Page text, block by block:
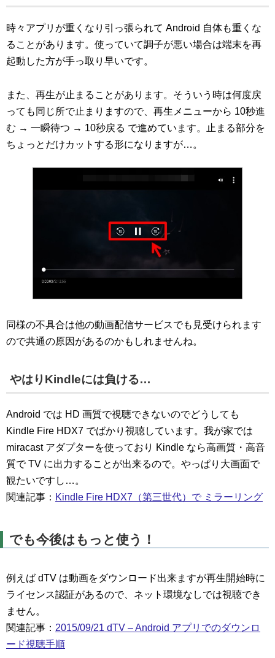
時々アプリが重くなり引っ張られて Android 自体も重くな
ることがあります。使っていて調子が悪い場合は端末を再
起動した方が手っ取り早いです。
また、再生が止まることがあります。そういう時は何度戻
っても同じ所で止まりますので、再生メニューから 10秒進
む → 一瞬待つ → 10秒戻る で進めています。止まる部分を
ちょっとだけカットする形になりますが…。
同様の不具合は他の動画配信サービスでも見受けられます
ので共通の原因があるのかもしれませんね。
やはりKindleには負ける…
Android では HD 画質で視聴できないのでどうしても
Kindle Fire HDX7 でばかり視聴しています。我が家では
miracast アダプターを使っており Kindle なら高画質・高音
質で TV に出力することが出来るので。やっぱり大画面で
観たいですし…。
関連記事： Kindle Fire HDX7（第三世代）で ミラーリング
でも今後はもっと使う！
例えば dTV は動画をダウンロード出来ますが再生開始時に
ライセンス認証があるので、ネット環境なしでは視聴でき
ません。
関連記事： 2015/09/21 dTV – Android アプリでのダウンロ
ード視聴手順